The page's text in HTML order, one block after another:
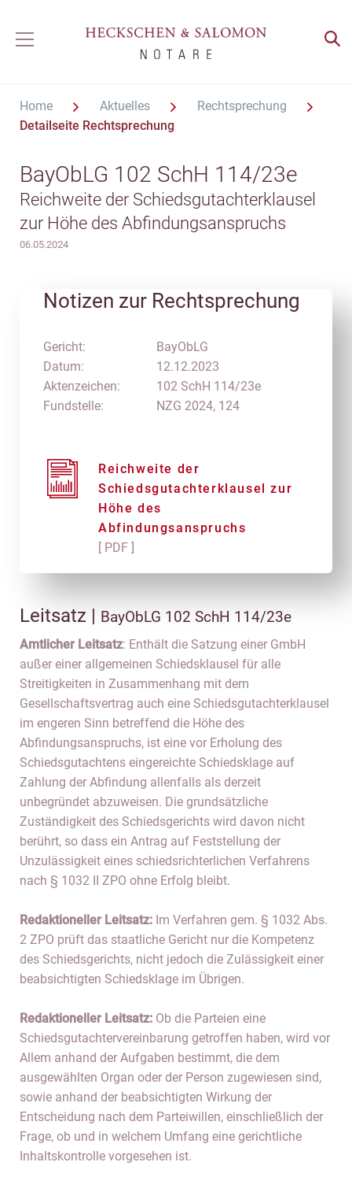
Home Aktuelles
Rechtsprechung
Detailseite Rechtsprechung
BayObLG 102 SchH 114/23e
Reichweite der Schiedsgutachterklausel
zur Höhe des Abfindungsanspruchs
06.05.2024
Notizen zur Rechtsprechung
Gericht:
Datum:
Aktenzeichen:
Fundstelle:
BayObLG
12.12.2023
102 SchH 114/23e
NZG 2024, 124
Reichweite der
Schiedsgutachterklausel zur
Höhe des
Abfindungsanspruchs
[ PDF ]
Leitsatz | BayObLG 102 SchH 114/23e
Amtlicher Leitsatz: Enthält die Satzung einer GmbH
außer einer allgemeinen Schiedsklausel für alle
Streitigkeiten in Zusammenhang mit dem
Gesellschaftsvertrag auch eine Schiedsgutachterklausel
im engeren Sinn betreffend die Höhe des
Abfindungsanspruchs, ist eine vor Erholung des
Schiedsgutachtens eingereichte Schiedsklage auf
Zahlung der Abfindung allenfalls als derzeit
unbegründet abzuweisen. Die grundsätzliche
Zuständigkeit des Schiedsgerichts wird davon nicht
berührt, so dass ein Antrag auf Feststellung der
Unzulässigkeit eines schiedsrichterlichen Verfahrens
nach § 1032 II ZPO ohne Erfolg bleibt.
Redaktioneller Leitsatz: Im Verfahren gem. § 1032 Abs.
2 ZPO prüft das staatliche Gericht nur die Kompetenz
des Schiedsgerichts, nicht jedoch die Zulässigkeit einer
beabsichtigten Schiedsklage im Übrigen.
Redaktioneller Leitsatz: Ob die Parteien eine
Schiedsgutachtervereinbarung getroffen haben, wird vor
Allem anhand der Aufgaben bestimmt, die dem
ausgewählten Organ oder der Person zugewiesen sind,
sowie anhand der beabsichtigten Wirkung der
Entscheidung nach dem Parteiwillen, einschließlich der
Frage, ob und in welchem Umfang eine gerichtliche
Inhaltskontrolle vorgesehen ist.